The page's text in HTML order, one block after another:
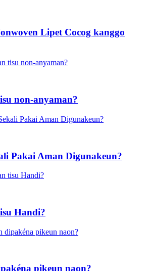
Lipet Cocog kanggo
non-anyaman?
Pakai Aman Digunakeun?
Handi?
pikeun naon?